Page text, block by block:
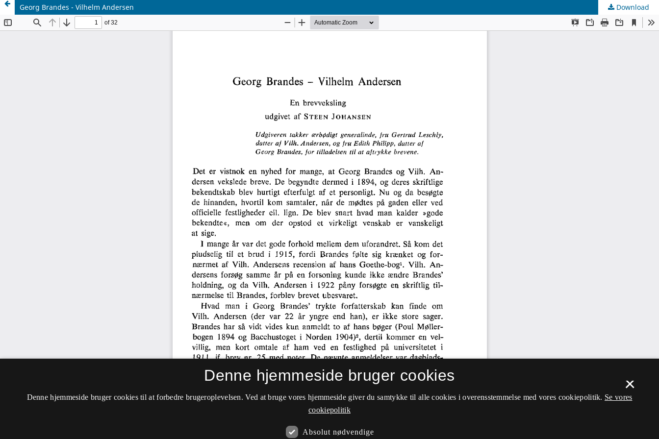
Georg Brandes - Vilhelm Andersen Download
×
Denne hjemmeside bruger cookies
Denne hjemmeside bruger cookies til at forbedre brugeroplevelsen. Ved at bruge vores hjemmeside giver du samtykke til alle cookies i overensstemmelse med vores cookiepolitik. Se vores
cookiepolitik
Absolut nødvendige